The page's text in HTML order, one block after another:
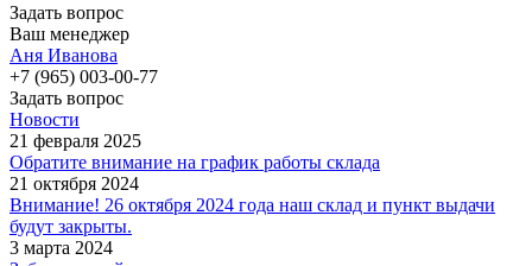
Задать вопрос
Ваш менеджер
Аня Иванова
+7 (965) 003-00-77
Задать вопрос
Новости
21 февраля 2025
Обратите внимание на график работы склада
21 октября 2024
Внимание! 26 октября 2024 года наш склад и пункт выдачи
будут закрыты.
3 марта 2024